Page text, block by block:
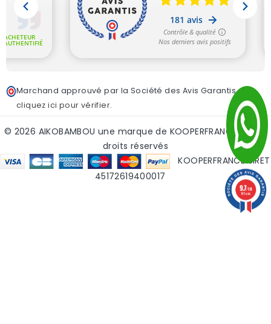
Marchand approuvé par la Société des Avis Garantis,
cliquez ici pour vérifier.
© 2026 AIKOBAMBOU une marque de KOOPERFRANCE - tous
droits réservés
KOOPERFRANCE SIRET
45172619400017
9.7/10
181 avis